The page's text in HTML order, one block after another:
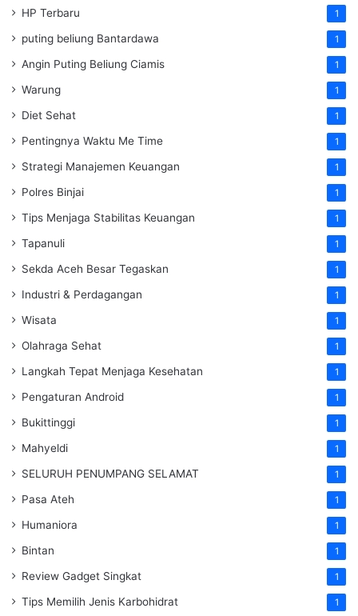
HP Terbaru 1
puting beliung Bantardawa 1
Angin Puting Beliung Ciamis 1
Warung 1
Diet Sehat 1
Pentingnya Waktu Me Time 1
Strategi Manajemen Keuangan 1
Polres Binjai 1
Tips Menjaga Stabilitas Keuangan 1
Tapanuli 1
Sekda Aceh Besar Tegaskan 1
Industri & Perdagangan 1
Wisata 1
Olahraga Sehat 1
Langkah Tepat Menjaga Kesehatan 1
Pengaturan Android 1
Bukittinggi 1
Mahyeldi 1
SELURUH PENUMPANG SELAMAT 1
Pasa Ateh 1
Humaniora 1
Bintan 1
Review Gadget Singkat 1
Tips Memilih Jenis Karbohidrat 1